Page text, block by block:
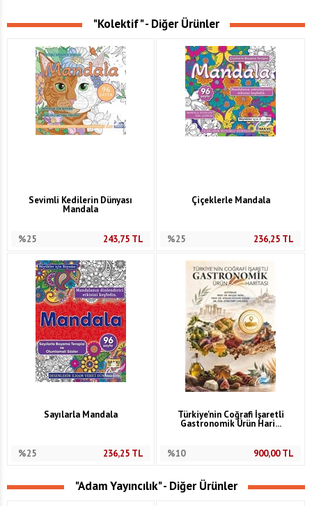
"Kolektif" - Diğer Ürünler
Sevimli Kedilerin Dünyası
Mandala
%25 243,75TL
Çiçeklerle Mandala
%25 236,25 TL
Sayılarla Mandala
%25 236,25TL
Türkiye'nin Coğrafi İşaretli
Gastronomik Ürün Hari...
%10 900,00TL
"Adam Yayıncılık" - Diğer Ürünler